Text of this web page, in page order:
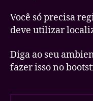
Você só precisa
deve utilizar
Diga ao seu
fazer isso no